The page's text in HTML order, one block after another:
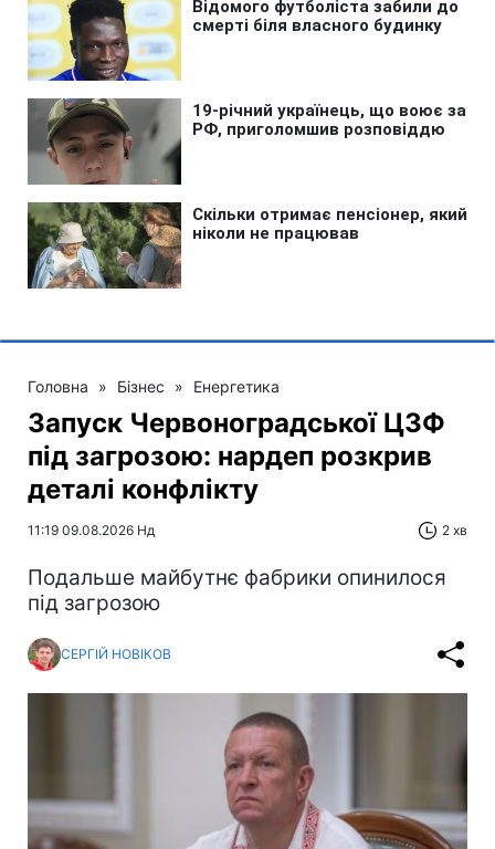
Головна » Бізнес » Енергетика
Запуск Червоноградської ЦЗФ
під загрозою: нардеп розкрив
деталі конфлікту
11:19 09.08.2026 Нд 2 хв
Подальше майбутнє фабрики опинилося
під загрозою
СЕРГІЙ НОВІКОВ